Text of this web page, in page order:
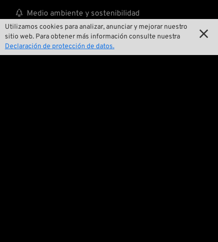
Utilizamos cookies para analizar, anunciar y mejorar nuestro
sitio web. Para obtener más información consulte nuestra
Declaración de protección de datos.

 Medio ambiente y sostenibilidad
Nuestra historia
 Wrecking Crew